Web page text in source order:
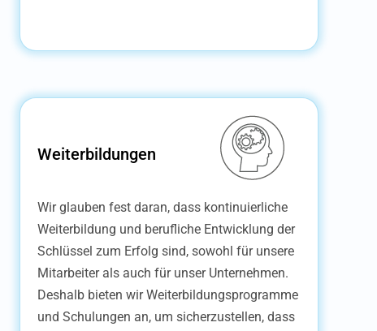
Weiterbildungen
Wir glauben fest daran, dass kontinuierliche
Weiterbildung und berufliche Entwicklung der
Schlüssel zum Erfolg sind, sowohl für unsere
Mitarbeiter als auch für unser Unternehmen.
Deshalb bieten wir Weiterbildungsprogramme
und Schulungen an, um sicherzustellen, dass